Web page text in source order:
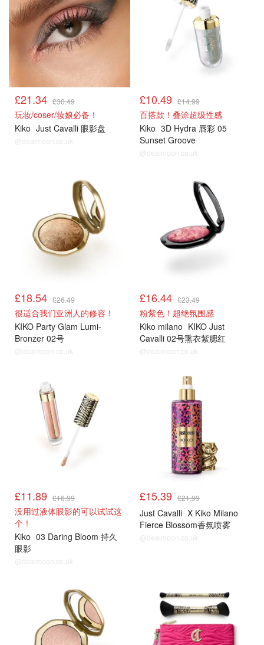
£21.34 £30.49
玩妆/coser/妆娘必备！
Kiko Just Cavalli 眼影盘
@dealmoon.co.uk
£10.49 £14.99
百搭款！叠涂超级性感
Kiko 3D Hydra 唇彩 05
Sunset Groove
@dealmoon.co.uk
£18.54 £26.49
很适合我们亚洲人的修容！
KIKO Party Glam Lumi-
Bronzer 02号
@dealmoon.co.uk
£16.44 £23.49
粉紫色！超绝氛围感
Kiko milano KIKO Just
Cavalli 02号熏衣紫腮红
@dealmoon.co.uk
£11.89 £16.99
没用过液体眼影的可以试试这
个！
Kiko 03 Daring Bloom 持久
眼影
@dealmoon.co.uk
£15.39 £21.99
Just Cavalli X Kiko Milano
Fierce Blossom香氛喷雾
@dealmoon.co.uk